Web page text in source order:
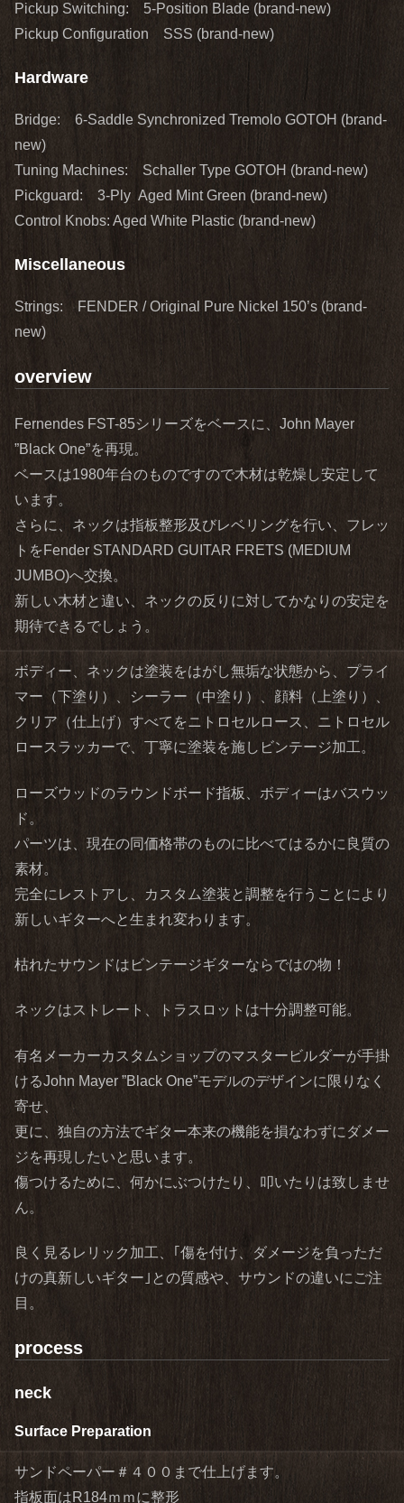
Pickup Switching: 5-Position Blade (brand‐new)
Pickup Configuration SSS (brand‐new)
Hardware
Bridge: 6-Saddle Synchronized Tremolo GOTOH (brand‐
new)
Tuning Machines: Schaller Type GOTOH (brand‐new)
Pickguard: 3-Ply Aged Mint Green (brand‐new)
Control Knobs: Aged White Plastic (brand‐new)
Miscellaneous
Strings: FENDER / Original Pure Nickel 150’s (brand‐
new)
overview
Fernendes FST-85シリーズをベースに、John Mayer
”Black One”を再現。
ベースは1980年台のものですので木材は乾燥し安定して
います。
さらに、ネックは指板整形及びレベリングを行い、フレッ
トをFender STANDARD GUITAR FRETS (MEDIUM
JUMBO)へ交換。
新しい木材と違い、ネックの反りに対してかなりの安定を
期待できるでしょう。
ボディー、ネックは塗装をはがし無垢な状態から、プライ
マー（下塗り）、シーラー（中塗り）、顔料（上塗り）、
クリア（仕上げ）すべてをニトロセルロース、ニトロセル
ロースラッカーで、丁寧に塗装を施しビンテージ加工。
ローズウッドのラウンドボード指板、ボディーはバスウッ
ド。
パーツは、現在の同価格帯のものに比べてはるかに良質の
素材。
完全にレストアし、カスタム塗装と調整を行うことにより
新しいギターへと生まれ変わります。
枯れたサウンドはビンテージギターならではの物！
ネックはストレート、トラスロットは十分調整可能。
有名メーカーカスタムショップのマスタービルダーが手掛
けるJohn Mayer ”Black One”モデルのデザインに限りなく
寄せ、
更に、独自の方法でギター本来の機能を損なわずにダメー
ジを再現したいと思います。
傷つけるために、何かにぶつけたり、叩いたりは致しませ
ん。
良く見るレリック加工、｢傷を付け、ダメージを負っただ
けの真新しいギター｣との質感や、サウンドの違いにご注
目。
process
neck
Surface Preparation
サンドペーパー＃４００まで仕上げます。
指板面はR184ｍｍに整形